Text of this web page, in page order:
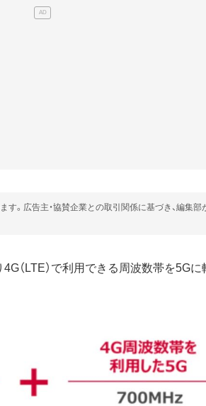
。広告主・協賛企業との取引関係に基づき、編集部
（LTE）で利用できる周波数帯を5G